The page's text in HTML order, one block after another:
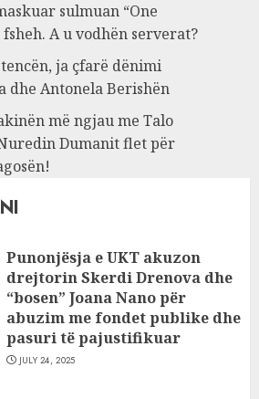
sulmuan “One
A u vodhën serverat?
ja çfarë dënimi
dhe Antonela Berishën
më ngjau me Talo
Dumanit flet për
Punonjësja e UKT akuzon
drejtorin Skerdi Drenova dhe
“bosen” Joana Nano për
abuzim me fondet publike dhe
pasuri të pajustifikuar
JULY 24, 2025